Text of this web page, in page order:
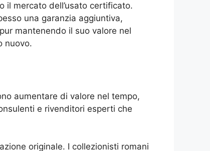
il mercato dell’usato certificato.
una garanzia aggiuntiva,
mantenendo il suo valore nel
nuovo.
aumentare di valore nel tempo,
e rivenditori esperti che
originale. I collezionisti romani